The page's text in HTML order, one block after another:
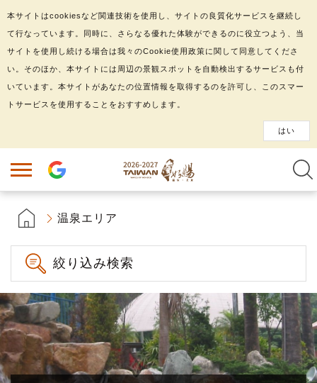
温泉エリア
絞り込み検索
本サイトはcookiesなど関連技術を使用し、サイトの良質化サービスを継続し
て行なっています。同時に、さらなる優れた体験ができるのに役立つよう、当
サイトを使用し続ける場合は我々のCookie使用政策に関して同意してくださ
い。そのほか、本サイトには周辺の景観スポットを自動検出するサービスも付
いています。本サイトがあなたの位置情報を取得するのを許可し、このスマー
トサービスを使用することをおすすめします。
はい